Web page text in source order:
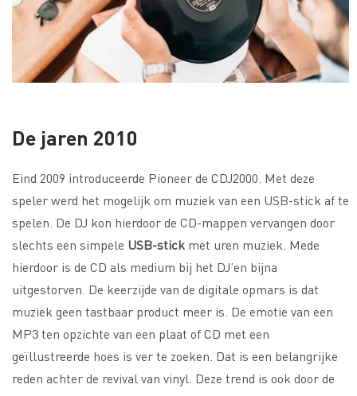
De jaren 2010
Eind 2009 introduceerde Pioneer de CDJ2000. Met deze
speler werd het mogelijk om muziek van een USB-stick af te
spelen. De DJ kon hierdoor de CD-mappen vervangen door
slechts een simpele USB-stick met uren muziek. Mede
hierdoor is de CD als medium bij het DJ’en bijna
uitgestorven. De keerzijde van de digitale opmars is dat
muziek geen tastbaar product meer is. De emotie van een
MP3 ten opzichte van een plaat of CD met een
geïllustreerde hoes is ver te zoeken. Dat is een belangrijke
reden achter de revival van vinyl. Deze trend is ook door de